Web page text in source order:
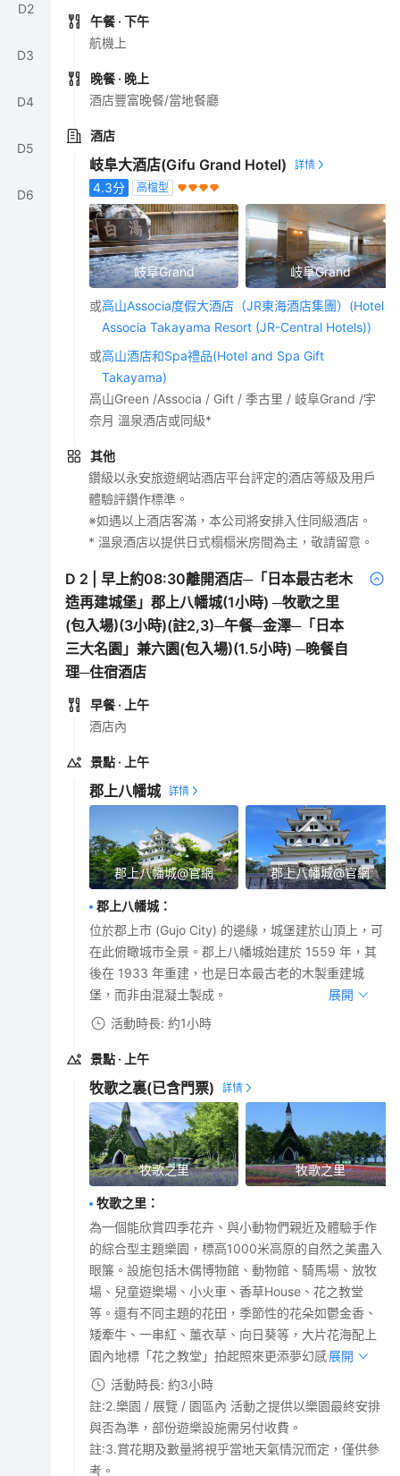
D2
D3
D4
D5
D6
午餐 · 下午
航機上
晚餐 · 晚上
酒店豐富晚餐/當地餐廳
酒店
岐阜大酒店(Gifu Grand Hotel)
4.3分 高檔型
岐阜Grand 岐阜Grand
或高山Associa度假大酒店（JR東海酒店集團）(Hotel
Associa Takayama Resort (JR-Central Hotels))
或高山酒店和Spa禮品(Hotel and Spa Gift
Takayama)
高山Green /Associa / Gift / 季古里 / 岐阜Grand /宇
奈月 溫泉酒店或同級*
其他
鑽級以永安旅遊網站酒店平台評定的酒店等級及用戶
體驗評鑽作標準。
※如遇以上酒店客滿，本公司將安排入住同級酒店。
* 溫泉酒店以提供日式榻榻米房間為主，敬請留意。
D 2 |早上約08:30離開酒店─「日本最古老木
造再建城堡」郡上八幡城(1小時) ─牧歌之里
(包入場)(3小時)(註2,3)─午餐─金澤─「日本
三大名園」兼六園(包入場)(1.5小時) ─晚餐自
理─住宿酒店
早餐 · 上午
酒店內
景點 · 上午
郡上八幡城
郡上八幡城@官網 郡上八幡城@官網
郡上八幡城：
位於郡上市 (Gujo City) 的邊緣，城堡建於山頂上，可
在此俯瞰城市全景。郡上八幡城始建於 1559 年，其
後在 1933 年重建，也是日本最古老的木製重建城
堡，而非由混凝土製成。
展開
活動時長: 約1小時
景點 · 上午
牧歌之裏(已含門票)
牧歌之里 牧歌之里
牧歌之里 ：
為一個能欣賞四季花卉、與小動物們親近及體驗手作
的綜合型主題樂園，標高1000米高原的自然之美盡入
眼簾。設施包括木偶博物館、動物館、騎馬場、放牧
場、兒童遊樂場、小火車、香草House、花之教堂
等。還有不同主題的花田，季節性的花朵如鬱金香、
矮牽牛、一串紅、薰衣草、向日葵等，大片花海配上
園內地標「花之教堂」拍起照來更添夢幻感。展開
活動時長: 約3小時
註:2.樂園 / 展覽 / 園區內 活動之提供以樂園最終安排
與否為準，部份遊樂設施需另付收費。
註:3.賞花期及數量將視乎當地天氣情況而定，僅供參
考。